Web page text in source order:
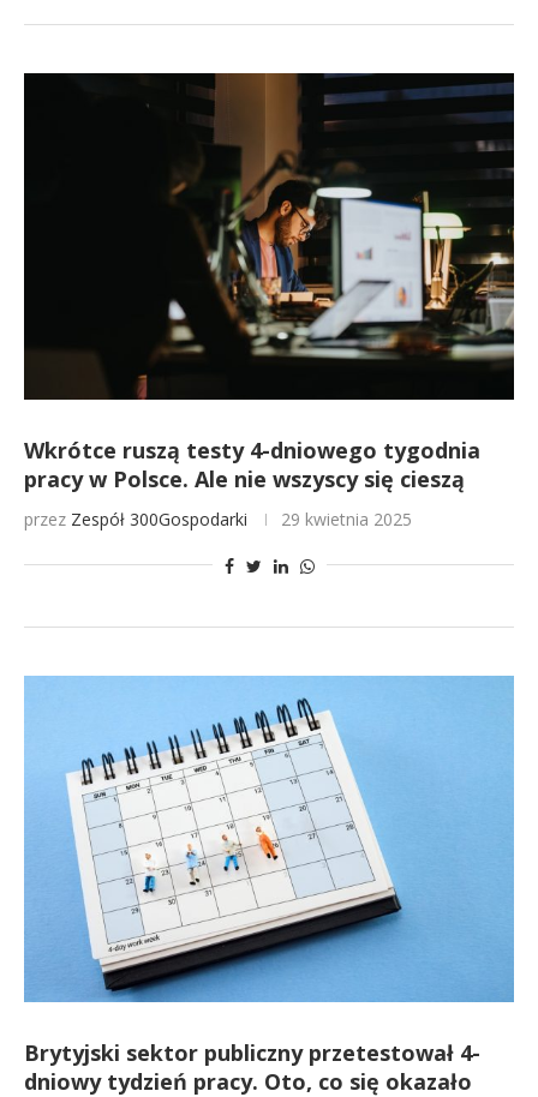
Wkrótce ruszą testy 4-dniowego tygodnia
pracy w Polsce. Ale nie wszyscy się cieszą
przez Zespół 300Gospodarki 29 kwietnia 2025
Brytyjski sektor publiczny przetestował 4-
dniowy tydzień pracy. Oto, co się okazało